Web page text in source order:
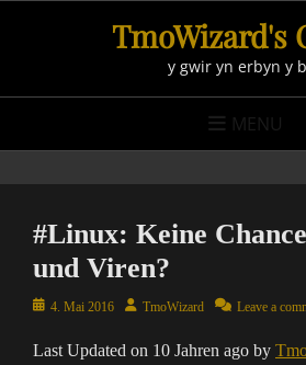
TmoWizard's
y gwir yn erbyn y
MENU
#Linux: Keine
und Viren?
Posted4. Mai 2016 AuthorTmoWizard Leave a
Last Updated on 10 Jahren ago by